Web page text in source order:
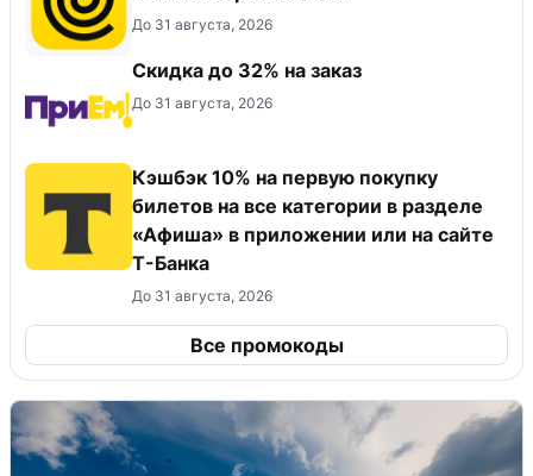
До 31 августа, 2026
Скидка до 32% на заказ
До 31 августа, 2026
Кэшбэк 10% на первую покупку
билетов на все категории в разделе
«Афиша» в приложении или на сайте
Т-Банка
До 31 августа, 2026
Все промокоды